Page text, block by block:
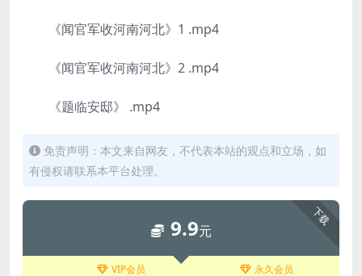
《闻官军收河南河北》1 .mp4
《闻官军收河南河北》2 .mp4
《题临安邸》 .mp4
免责声明：本文来自网友，不代表本站的观点和立场，如
有侵权请联系本平台处理。
下载
9.9元
VIP会员 永久会员